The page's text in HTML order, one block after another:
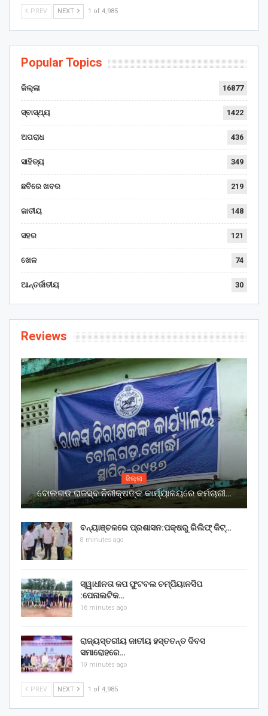
PREV NEXT 1 of 4,985
Popular Topics
ଜିଲ୍ଲା 16877
ସ୍ବାସ୍ଥ୍ୟ 1422
ଅପରାଧ 436
ସାହିତ୍ୟ 349
ଛବିରେ ଖବର 219
ଜାତୀୟ 148
ସହର 121
ଖେଳ 74
ଆନ୍ତର୍ଜାତୀୟ 30
Reviews
ଜିଲ୍ଲା
ବୋଲଗଡ ରାଜସ୍ବ ନିରୀକ୍ଷଙ୍କ କାର୍ଯ୍ୟାଳୟରେ କର୍ମଚାରୀ…
ବନ୍ୟାଞ୍ଚଳରେ ପ୍ରଶାସନ:ପକ୍ଷରୁ ରିଲିଫ୍ କିଟ୍…
8 minutes ago
ସ୍ୱାଧୀନତା କପ ଫୁଟବଲ ଚମ୍ପିୟାନସିପ
:ପେନାଲଟିକ…
16 minutes ago
ରାଜ୍ୟସ୍ତରୀୟ ଜାତୀୟ ହସ୍ତତନ୍ତ ଦିବସ
ସମାରୋହରେ…
19 minutes ago
PREV NEXT 1 of 4,985